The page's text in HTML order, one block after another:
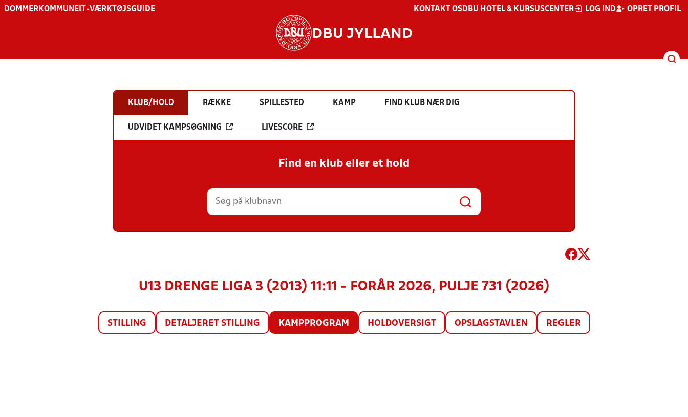
DOMMER KOMMUNE IT-VÆRKTØJSGUIDE KONTAKT OS DBU HOTEL & KURSUSCENTER LOG IND OPRET PROFIL
DBU JYLLAND
KLUB/HOLD RÆKKE SPILLESTED KAMP FIND KLUB NÆR DIG
UDVIDET KAMPSØGNING LIVESCORE
Find en klub eller et hold
U13 DRENGE LIGA 3 (2013) 11:11 - FORÅR 2026, PULJE 731 (2026)
STILLING DETALJERET STILLING KAMPPROGRAM HOLDOVERSIGT OPSLAGSTAVLEN REGLER